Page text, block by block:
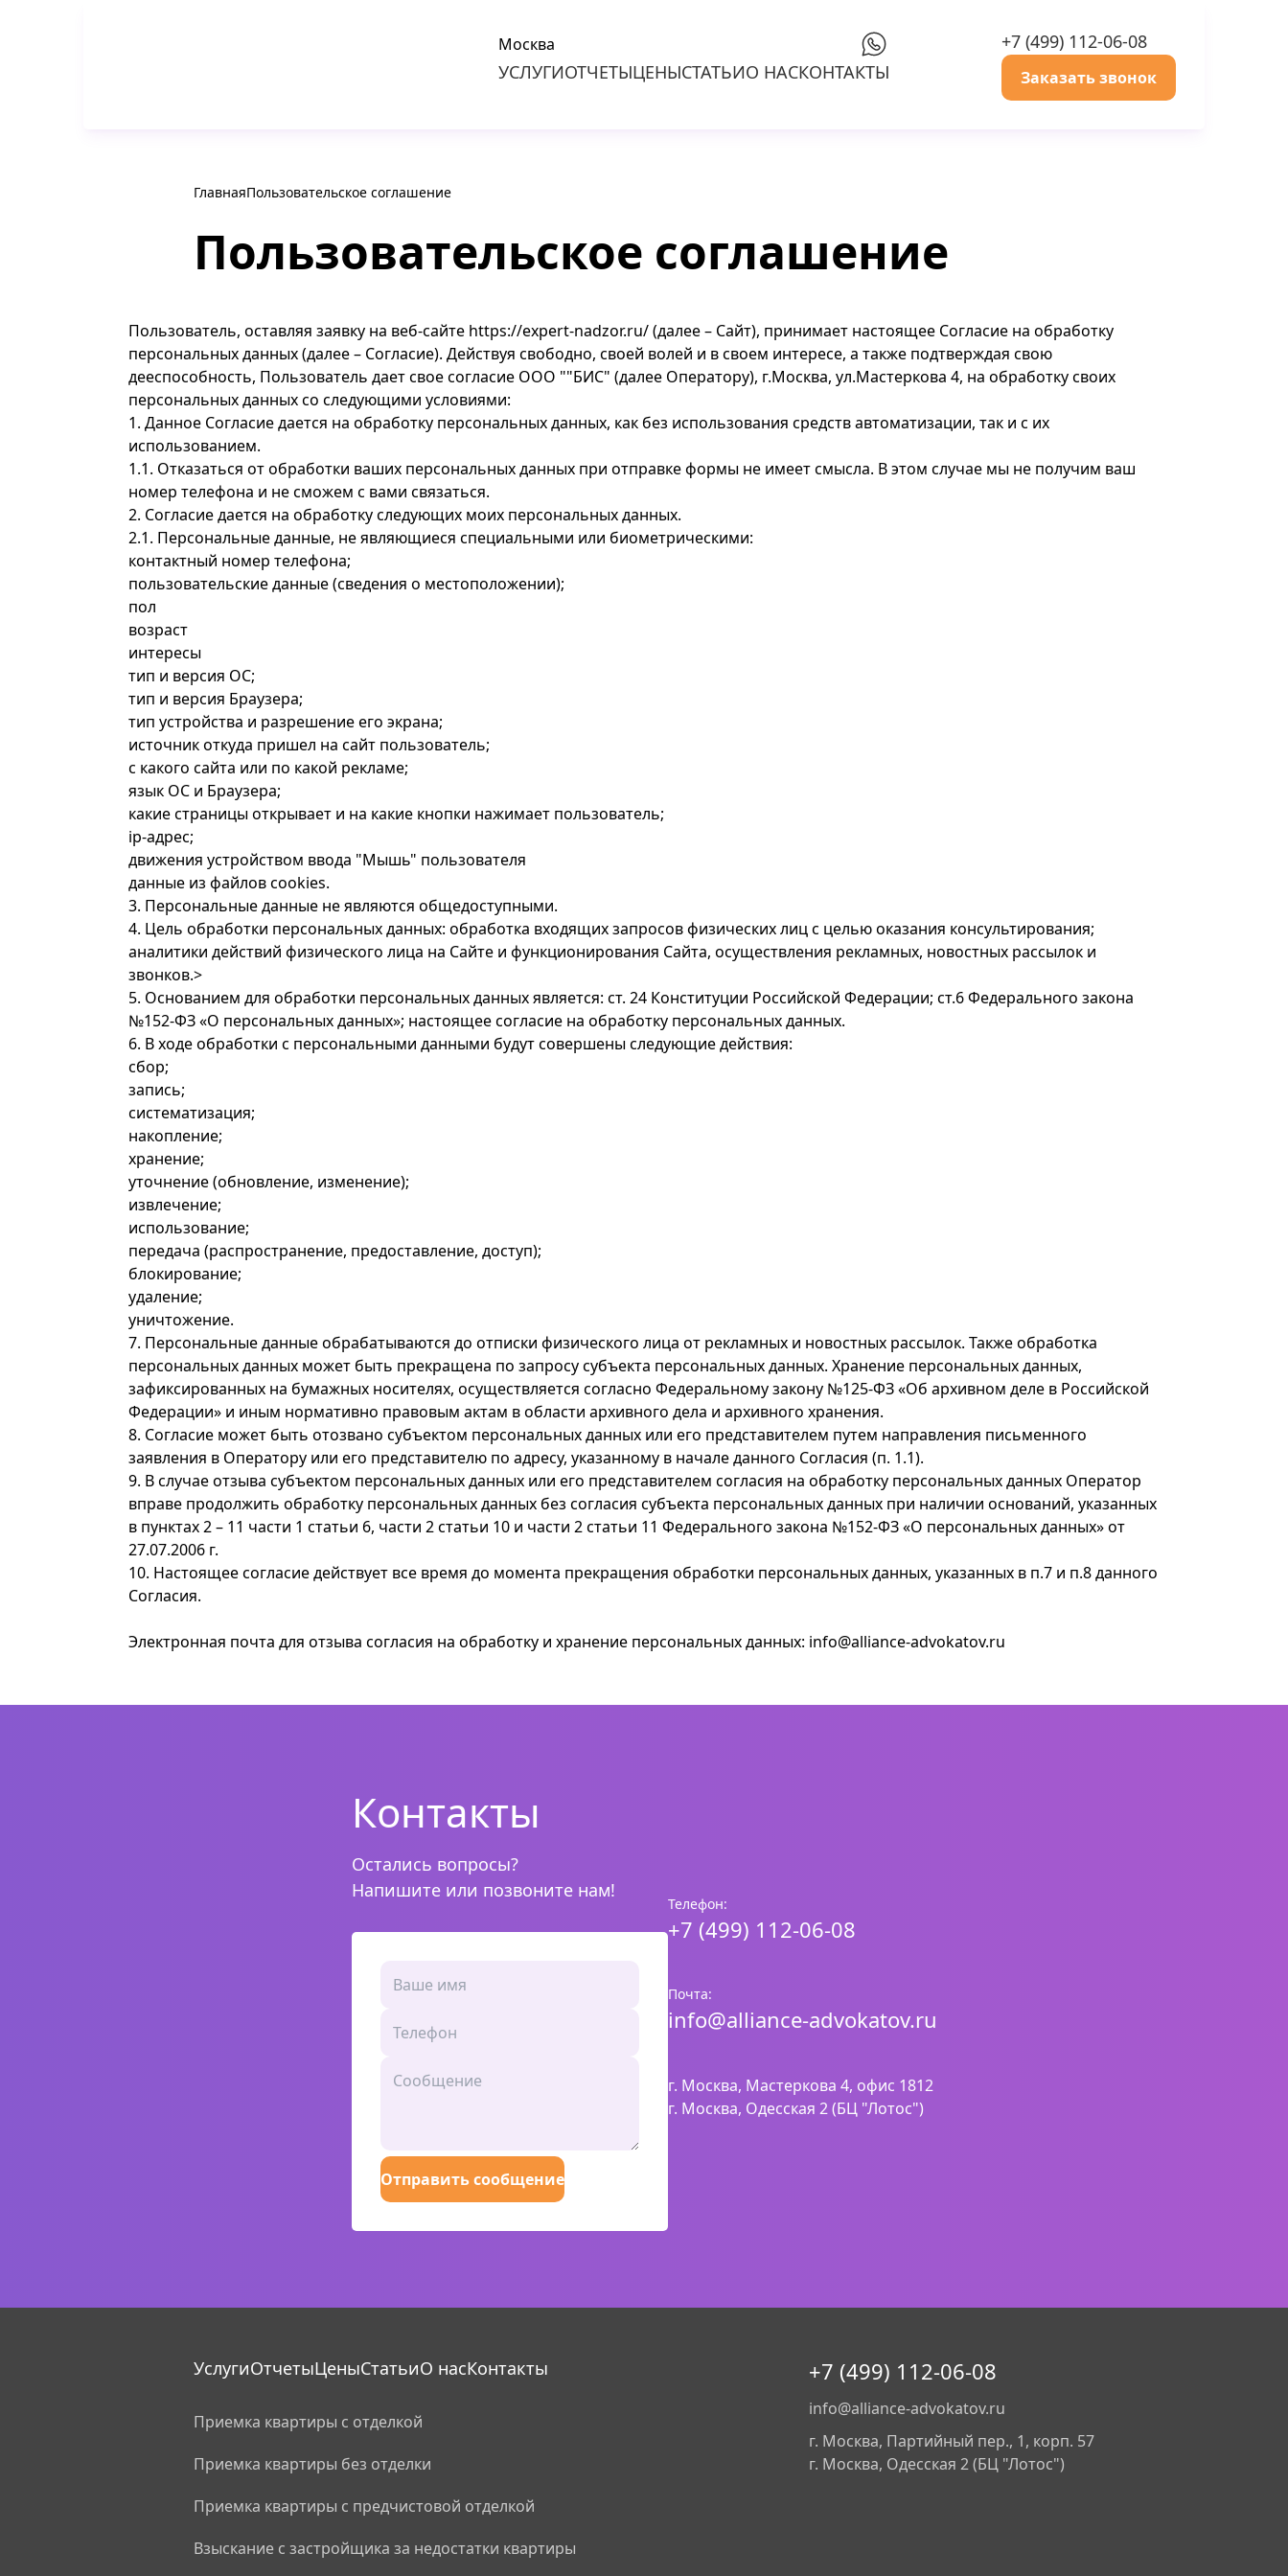
Москва
УСЛУГИОТЧЕТЫЦЕНЫСТАТЬИО НАСКОНТАКТЫ
+7 (499) 112-06-08
Заказать звонок
ГлавнаяПользовательское соглашение
Пользовательское соглашение
Пользователь, оставляя заявку на веб-сайте https://expert-nadzor.ru/(далее – Сайт), принимает настоящее Согласие на обработку
персональных данных (далее – Согласие). Действуя свободно, своей волей и в своем интересе, а также подтверждая свою
дееспособность, Пользователь дает свое согласие ООО ""БИС" (далее Оператору), г.Москва, ул.Мастеркова 4, на обработку своих
персональных данных со следующими условиями:
1. Данное Согласие дается на обработку персональных данных, как без использования средств автоматизации, так и с их
использованием.
1.1. Отказаться от обработки ваших персональных данных при отправке формы не имеет смысла. В этом случае мы не получим ваш
номер телефона и не сможем с вами связаться.
2. Согласие дается на обработку следующих моих персональных данных.
2.1. Персональные данные, не являющиеся специальными или биометрическими:
контактный номер телефона;
пользовательские данные (сведения о местоположении);
пол
возраст
интересы
тип и версия ОС;
тип и версия Браузера;
тип устройства и разрешение его экрана;
источник откуда пришел на сайт пользователь;
с какого сайта или по какой рекламе;
язык ОС и Браузера;
какие страницы открывает и на какие кнопки нажимает пользователь;
ip-адрес;
движения устройством ввода "Мышь" пользователя
данные из файлов cookies.
3. Персональные данные не являются общедоступными.
4. Цель обработки персональных данных: обработка входящих запросов физических лиц с целью оказания консультирования;
аналитики действий физического лица на Сайте и функционирования Сайта, осуществления рекламных, новостных рассылок и
звонков.>
5. Основанием для обработки персональных данных является: ст. 24 Конституции Российской Федерации; ст.6 Федерального закона
№152-ФЗ «О персональных данных»; настоящее согласие на обработку персональных данных.
6. В ходе обработки с персональными данными будут совершены следующие действия:
сбор;
запись;
систематизация;
накопление;
хранение;
уточнение (обновление, изменение);
извлечение;
использование;
передача (распространение, предоставление, доступ);
блокирование;
удаление;
уничтожение.
7. Персональные данные обрабатываются до отписки физического лица от рекламных и новостных рассылок. Также обработка
персональных данных может быть прекращена по запросу субъекта персональных данных. Хранение персональных данных,
зафиксированных на бумажных носителях, осуществляется согласно Федеральному закону №125-ФЗ «Об архивном деле в Российской
Федерации» и иным нормативно правовым актам в области архивного дела и архивного хранения.
8. Согласие может быть отозвано субъектом персональных данных или его представителем путем направления письменного
заявления в Оператору или его представителю по адресу, указанному в начале данного Согласия (п. 1.1).
9. В случае отзыва субъектом персональных данных или его представителем согласия на обработку персональных данных Оператор
вправе продолжить обработку персональных данных без согласия субъекта персональных данных при наличии оснований, указанных
в пунктах 2 – 11 части 1 статьи 6, части 2 статьи 10 и части 2 статьи 11 Федерального закона №152-ФЗ «О персональных данных» от
27.07.2006 г.
10. Настоящее согласие действует все время до момента прекращения обработки персональных данных, указанных в п.7 и п.8 данного
Согласия.
Электронная почта для отзыва согласия на обработку и хранение персональных данных: info@alliance-advokatov.ru
Контакты
Остались вопросы?
Напишите или позвоните нам!
Отправить сообщение
Телефон:
+7 (499) 112-06-08
Почта:
info@alliance-advokatov.ru
г. Москва, Мастеркова 4, офис 1812
г. Москва, Одесская 2 (БЦ "Лотос")
УслугиОтчетыЦеныСтатьиО насКонтакты
Приемка квартиры с отделкой
Приемка квартиры без отделки
Приемка квартиры с предчистовой отделкой
Взыскание с застройщика за недостатки квартиры
+7 (499) 112-06-08
info@alliance-advokatov.ru
г. Москва, Партийный пер., 1, корп. 57
г. Москва, Одесская 2 (БЦ "Лотос")